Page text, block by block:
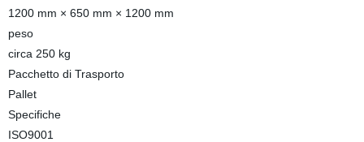
1200 mm × 650 mm × 1200 mm
peso
circa 250 kg
Pacchetto di Trasporto
Pallet
Specifiche
ISO9001